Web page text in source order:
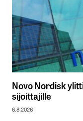
Novo Nordisk
sijoittajille
6.8.2026